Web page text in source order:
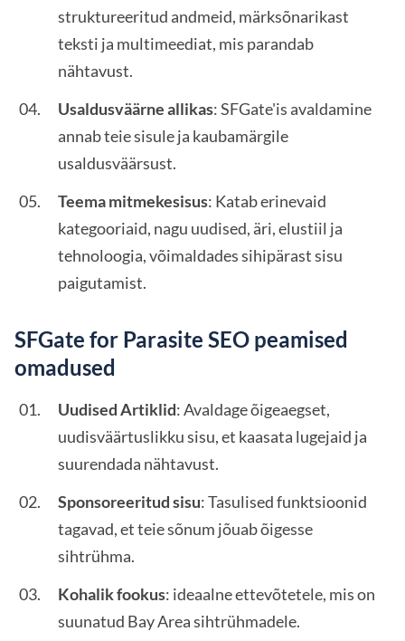
struktureeritud andmeid, märksõnarikast
teksti ja multimeediat, mis parandab
nähtavust.
Usaldusväärne allikas: SFGate'is avaldamine
annab teie sisule ja kaubamärgile
usaldusväärsust.
Teema mitmekesisus: Katab erinevaid
kategooriaid, nagu uudised, äri, elustiil ja
tehnoloogia, võimaldades sihipärast sisu
paigutamist.
SFGate for Parasite SEO peamised
omadused
Uudised Artiklid: Avaldage õigeaegset,
uudisväärtuslikku sisu, et kaasata lugejaid ja
suurendada nähtavust.
Sponsoreeritud sisu: Tasulised funktsioonid
tagavad, et teie sõnum jõuab õigesse
sihtrühma.
Kohalik fookus: ideaalne ettevõtetele, mis on
suunatud Bay Area sihtrühmadele.